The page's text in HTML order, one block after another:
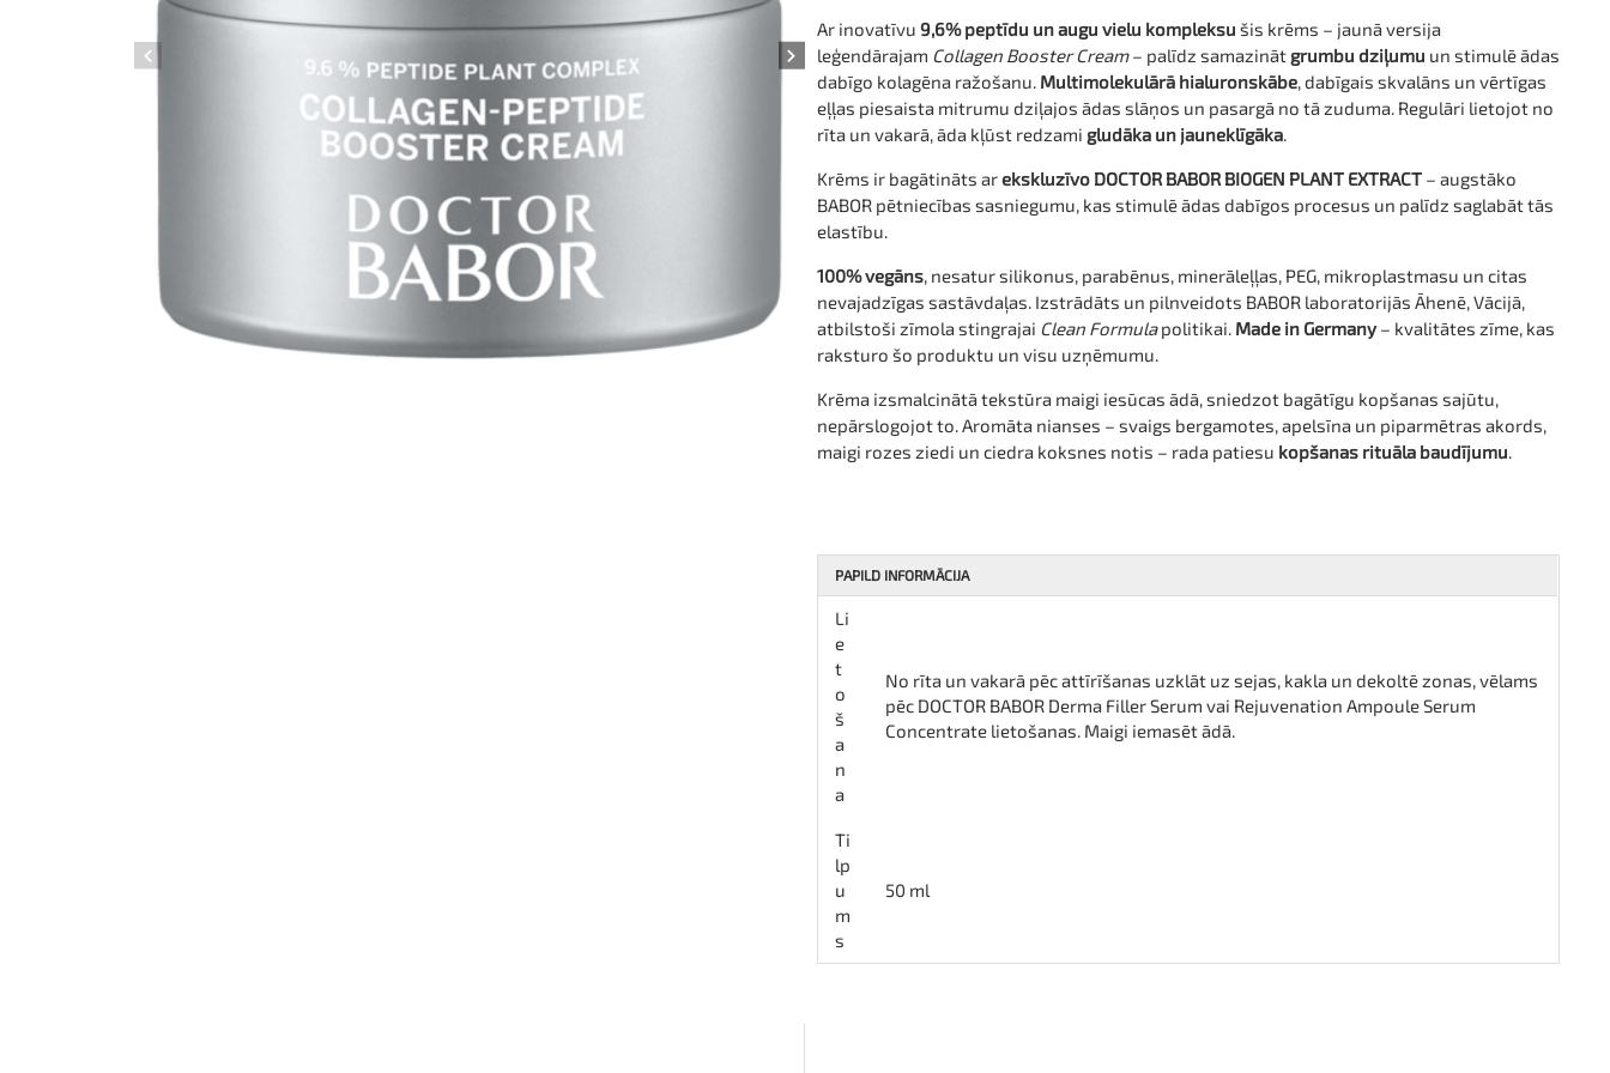
Ar inovatīvu 9,6% peptīdu un augu vielu kompleksu šis krēms – jaunā versija
leģendārajam Collagen Booster Cream– palīdz samazināt grumbu dziļumu un stimulē ādas
dabīgo kolagēna ražošanu. Multimolekulārā hialuronskābe, dabīgais skvalāns un vērtīgas
eļļas piesaista mitrumu dziļajos ādas slāņos un pasargā no tā zuduma. Regulāri lietojot no
rīta un vakarā, āda kļūst redzami gludāka un jauneklīgāka.
Krēms ir bagātināts arekskluzīvo DOCTOR BABOR BIOGEN PLANT EXTRACT – augstāko
BABOR pētniecības sasniegumu, kas stimulē ādas dabīgos procesus un palīdz saglabāt tās
elastību.
100% vegāns, nesatur silikonus, parabēnus, minerāleļļas, PEG, mikroplastmasu un citas
nevajadzīgas sastāvdaļas. Izstrādāts un pilnveidots BABOR laboratorijās Āhenē, Vācijā,
atbilstoši zīmola stingrajai Clean Formulapolitikai. Made in Germany– kvalitātes zīme, kas
raksturo šo produktu un visu uzņēmumu.
Krēma izsmalcinātā tekstūra maigi iesūcas ādā, sniedzot bagātīgu kopšanas sajūtu,
nepārslogojot to. Aromāta nianses – svaigs bergamotes, apelsīna un piparmētras akords,
maigi rozes ziedi un ciedra koksnes notis – rada patiesu kopšanas rituāla baudījumu.
PAPILD INFORMĀCIJA
Li
e
t
o
š
a
n
a
No rīta un vakarā pēc attīrīšanas uzklāt uz sejas, kakla un dekoltē zonas, vēlams
pēc DOCTOR BABOR Derma Filler Serum vai Rejuvenation Ampoule Serum
Concentrate lietošanas. Maigi iemasēt ādā.
Ti
lp
u
m
s
50 ml